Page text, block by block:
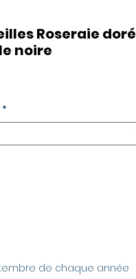
Roseraie doré
noire
*
de chaque année